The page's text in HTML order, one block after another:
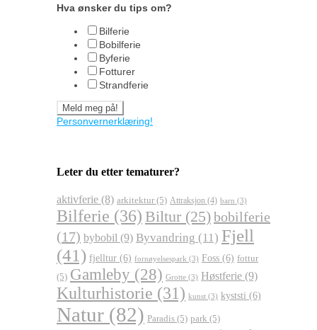
Hva ønsker du tips om?
Bilferie
Bobilferie
Byferie
Fotturer
Strandferie
Personvernerklæring!
Leter du etter tematurer?
aktivferie (8) arkitektur (5) Attraksjon (4) barn (3)
Bilferie (36) Biltur (25)bobilferie
(17) bybobil (9) Byvandring (11) Fjell
(41) fjelltur (6) fornøyelsespark (3) Foss (6) fottur
(5) Gamleby (28) Grotte (3) Høstferie (9)
Kulturhistorie (31) kunst (3) kyststi (6)
Natur (82) Paradis (5) park (5)